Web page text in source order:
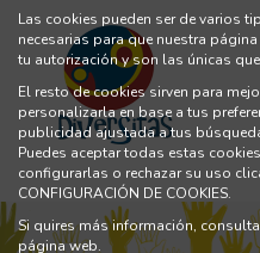
Las cookies pueden ser de varios
necesarias para que nuestra
tu autorización y son las únicas
El resto de cookies sirven para
personalizarla en base a tus
publicidad ajustada a tus
Puedes aceptar todas estas
configurarlas o rechazar su uso
CONFIGURACIÓN DE COOKIES.
Si quires más información,
página web.